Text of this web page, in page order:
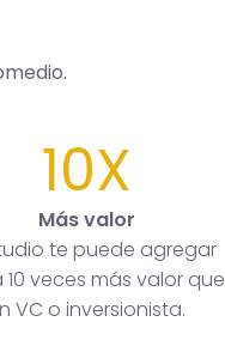
10X
Más valor
te puede agregar
veces más valor que
VC o inversionista.